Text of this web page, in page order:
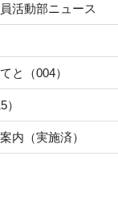
活動部ニュース
と（004）
内（実施済）